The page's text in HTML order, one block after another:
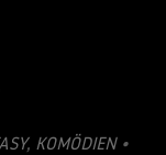
, KOMÖDIEN•